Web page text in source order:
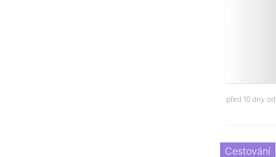
před 10 dny od
Cestování